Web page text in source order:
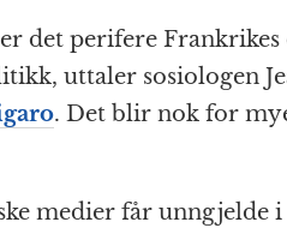
det perifere
uttaler sosiologen
. Det blir nok for
medier får unngjelde